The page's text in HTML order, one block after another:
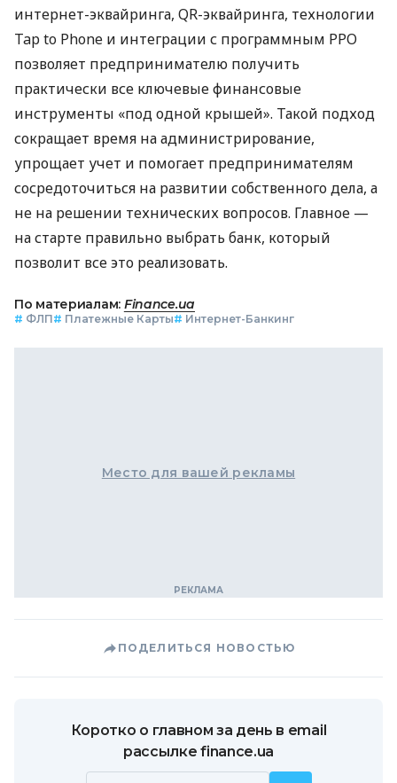
интернет-эквайринга, QR-эквайринга, технологии
Tap to Phone и интеграции с программным РРО
позволяет предпринимателю получить
практически все ключевые финансовые
инструменты «под одной крышей». Такой подход
сокращает время на администрирование,
упрощает учет и помогает предпринимателям
сосредоточиться на развитии собственного дела, а
не на решении технических вопросов. Главное —
на старте правильно выбрать банк, который
позволит все это реализовать.
По материалам: Finance.ua
# ФЛП# Платежные Карты# Интернет-Банкинг
Место для вашей рекламы
ПОДЕЛИТЬСЯ НОВОСТЬЮ
Коротко о главном за день в email
рассылке finance.ua